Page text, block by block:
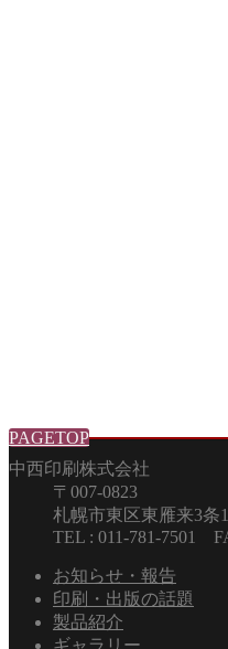
PAGETOP
中西印刷株式会社
〒007-0823
札幌市東区東
TEL : 011-781-7501
お知らせ・報告
印刷・出版の話題
製品紹介